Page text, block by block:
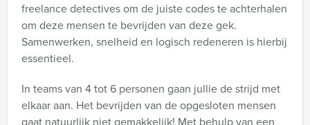
freelance detectives om de juiste codes te achterhalen
om deze mensen te bevrijden van deze gek.
Samenwerken, snelheid en logisch redeneren is hierbij
essentieel.
In teams van 4 tot 6 personen gaan jullie de strijd met
elkaar aan. Het bevrijden van de opgesloten mensen
gaat natuurlijk niet gemakkelijk! Met behulp van een